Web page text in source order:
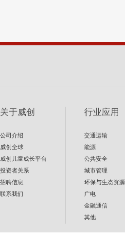
关于威创
公司介绍
威创全球
威创儿童成长平台
投资者关系
招聘信息
联系我们
行业应用
交通运输
能源
公共安全
城市管理
环保与生态资源
广电
金融通信
其他